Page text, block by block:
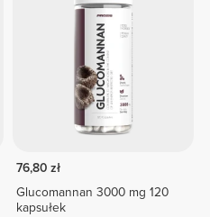
76,80 zł
Glucomannan 3000 mg 120
kapsułek